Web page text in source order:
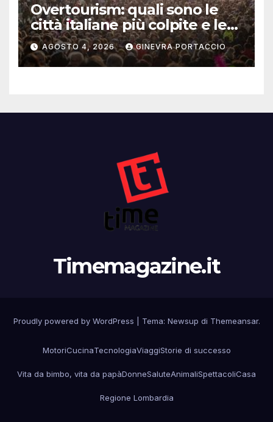
Overtourism: quali sono le
città italiane più colpite e le
alternative da scegliere
AGOSTO 4, 2026 GINEVRA PORTACCIO
Timemagazine.it
Proudly powered by WordPress Tema: Newsup di Themeansar.
MotoriCucinaTecnologiaViaggiStorie di successo
Vita da bimbo, vita da papàDonneSaluteAnimaliSpettacoliCasa
Regione Lombardia